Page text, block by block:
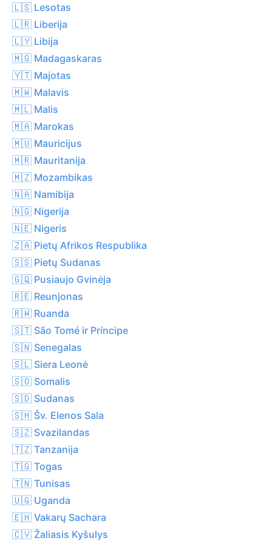
🇱🇸 Lesotas
🇱🇷 Liberija
🇱🇾 Libija
🇲🇬 Madagaskaras
🇾🇹 Majotas
🇲🇼 Malavis
🇲🇱 Malis
🇲🇦 Marokas
🇲🇺 Mauricijus
🇲🇷 Mauritanija
🇲🇿 Mozambikas
🇳🇦 Namibija
🇳🇬 Nigerija
🇳🇪 Nigeris
🇿🇦 Pietų Afrikos Respublika
🇸🇸 Pietų Sudanas
🇬🇶 Pusiaujo Gvinėja
🇷🇪 Reunjonas
🇷🇼 Ruanda
🇸🇹 São Tomé ir Príncipe
🇸🇳 Senegalas
🇸🇱 Siera Leonė
🇸🇴 Somalis
🇸🇩 Sudanas
🇸🇭 Šv. Elenos Sala
🇸🇿 Svazilandas
🇹🇿 Tanzanija
🇹🇬 Togas
🇹🇳 Tunisas
🇺🇬 Uganda
🇪🇭 Vakarų Sachara
🇨🇻 Žaliasis Kyšulys